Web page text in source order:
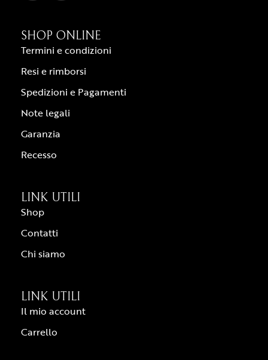
SHOP ONLINE
Termini e condizioni
Resi e rimborsi
Spedizioni e Pagamenti
Note legali
Garanzia
Recesso
LINK UTILI
Shop
Contatti
Chi siamo
LINK UTILI
Il mio account
Carrello